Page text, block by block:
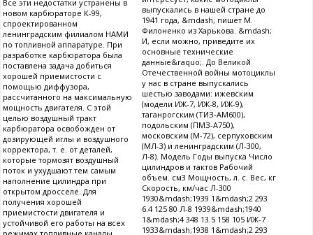
Все эти недостатки устранены в
новом карбюраторе К-99,
спроектированном
ленинградским филиалом НАМИ
по топливной аппаратуре. При
разработке карбюратора была
поставлена задача добиться
хорошей приемистости с
помощью диффузора,
рассчитанного на максимальную
мощность двигателя. С этой
целью воздушный тракт
карбюратора освобожден от
дозирующей иглы и воздушного
корректора, т. е. от деталей,
которые тормозят воздушный
поток и ухудшают тем самым
наполнение цилиндра при
открытом дросселе. Для
получения хорошей
приемистости двигателя и
устойчивой его работы на всех
выпускались в нашей стране до
1941 года, &mdash; пишет М.
Филоненко из Харькова. &mdash;
И, если можно, приведите их
основные технические
данные&raquo;. До Великой
Отечественной войны мотоциклы
у нас в стране выпускались
шестью заводами: ижевским
(модели ИЖ-7, ИЖ-8, ИЖ-9),
таганрогским (ТИЗ-АМ600),
подольским (ПМЗ-А750),
московским (М-72), серпуховским
(МЛ-3) и ленинградским (Л-300,
Л-8). Модель Годы выпуска Число
цилиндров и тактов Рабочий
объем. см3 Мощность, л. с. Вес, кг
Скорость, км/час Л-300
1930&mdash;1939 1&mdash;2 293
6.4 125 80 Л-8 1939&mdash;1940
1&mdash;4 348 13.5 158 105 ИЖ-7
1933&mdash;1938 1&mdash;2 293